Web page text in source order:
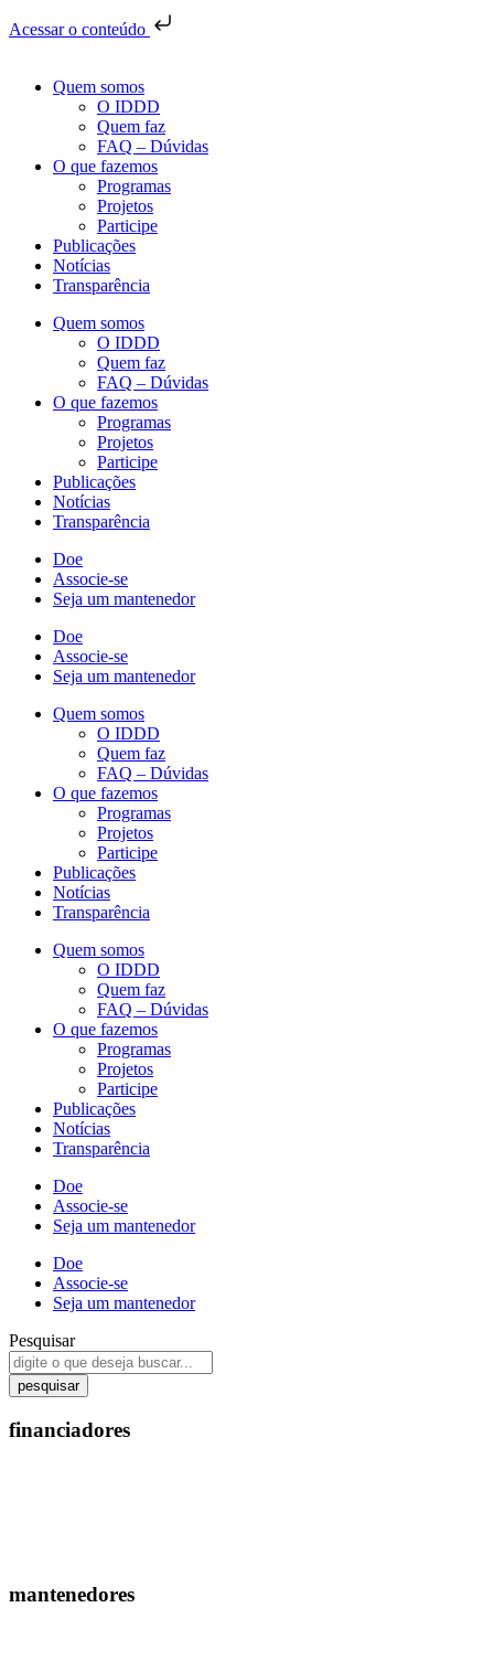
Acessar o conteúdo
Quem somos
O IDDD
Quem faz
FAQ – Dúvidas
O que fazemos
Programas
Projetos
Participe
Publicações
Notícias
Transparência
Quem somos
O IDDD
Quem faz
FAQ – Dúvidas
O que fazemos
Programas
Projetos
Participe
Publicações
Notícias
Transparência
Doe
Associe-se
Seja um mantenedor
Doe
Associe-se
Seja um mantenedor
Quem somos
O IDDD
Quem faz
FAQ – Dúvidas
O que fazemos
Programas
Projetos
Participe
Publicações
Notícias
Transparência
Quem somos
O IDDD
Quem faz
FAQ – Dúvidas
O que fazemos
Programas
Projetos
Participe
Publicações
Notícias
Transparência
Doe
Associe-se
Seja um mantenedor
Doe
Associe-se
Seja um mantenedor
Pesquisar
pesquisar
financiadores
mantenedores